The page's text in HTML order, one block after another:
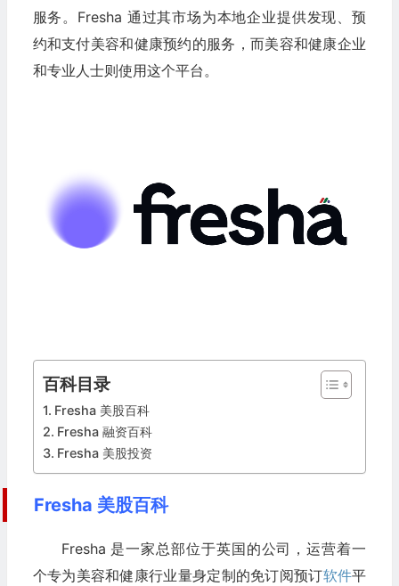
服务。Fresha 通过其市场为本地企业提供发现、预
约和支付美容和健康预约的服务，而美容和健康企业
和专业人士则使用这个平台。
百科目录
Fresha 美股百科
Fresha 融资百科
Fresha 美股投资
Fresha 美股百科
Fresha 是一家总部位于英国的公司，运营着一
个专为美容和健康行业量身定制的免订阅预订软件平